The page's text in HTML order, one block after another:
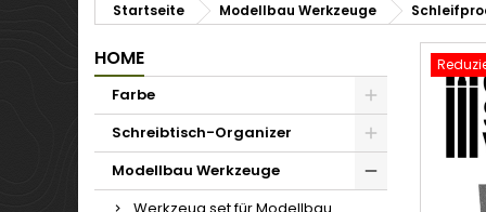
Startseite Modellbau Werkzeuge
HOME
Farbe
Schreibtisch-Organizer
Modellbau Werkzeuge